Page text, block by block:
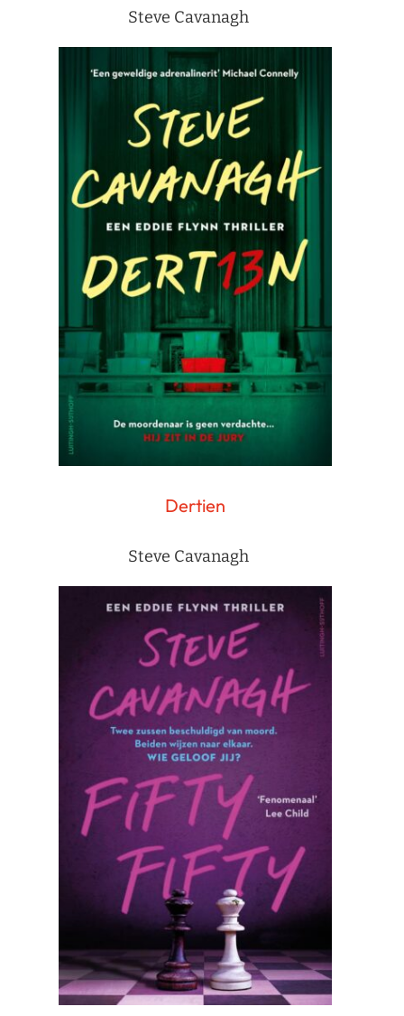
Steve Cavanagh
Dertien
Steve Cavanagh